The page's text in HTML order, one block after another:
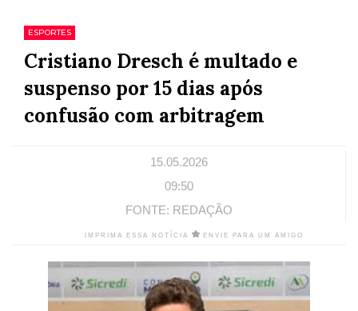
ESPORTES
Cristiano Dresch é multado e
suspenso por 15 dias após
confusão com arbitragem
15.05.2026
09:50
FONTE: REDAÇÃO
IMPRIMA ESSA NOTÍCIA ENVIE PARA UM AMIGO